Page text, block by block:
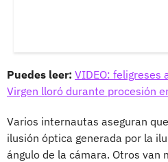
Puedes leer: VIDEO: feligreses
Virgen lloró durante procesión
Varios internautas aseguran
ilusión óptica generada por la
ángulo de la cámara. Otros van